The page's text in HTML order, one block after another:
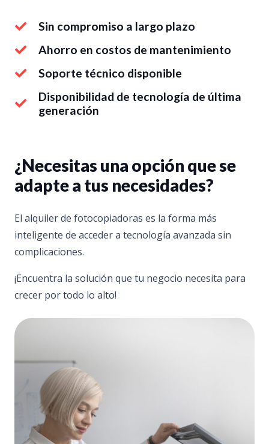
Sin compromiso a largo plazo
Ahorro en costos de mantenimiento
Soporte técnico disponible
Disponibilidad de tecnología de última
generación
¿Necesitas una opción que se
adapte a tus necesidades?
El alquiler de fotocopiadoras es la forma más
inteligente de acceder a tecnología avanzada sin
complicaciones.
¡Encuentra la solución que tu negocio necesita para
crecer por todo lo alto!